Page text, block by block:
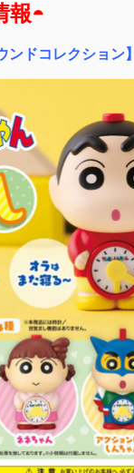
報◓
ンドコレクション】